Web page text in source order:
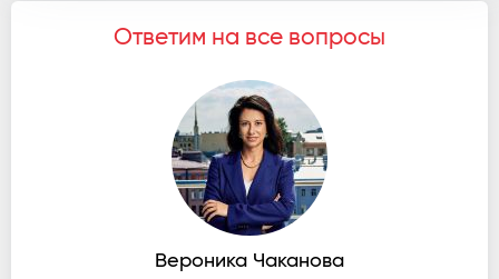
Ответим на все вопросы
Вероника Чаканова